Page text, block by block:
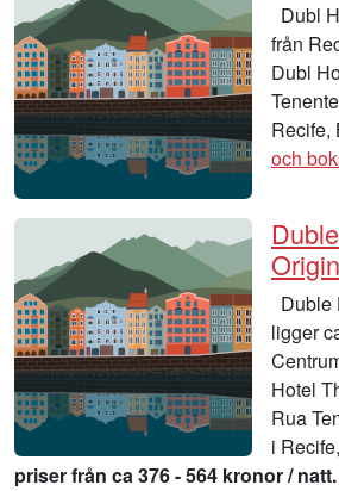
Dubl
från
Dubl
Recife,
och
Duble
ligger
Hotel
Rua
i
priser från ca 376 - 564 kronor / natt.